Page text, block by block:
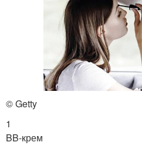
Эффективный макияж
© Getty
1
BB-крем